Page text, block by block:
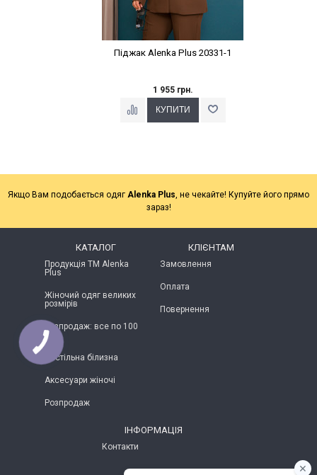
Піджак Alenka Plus 20331-1
1 955 грн.
Якщо Вам подобається одяг Alenka Plus , не чекайте! Купуйте його прямо
зараз!
КАТАЛОГ
Продукція ТМ Alenka
Plus
Жіночий одяг великих
розмірів
Розпродаж: все по 100
грн
Постільна білизна
Аксесуари жіночі
Розпродаж
КЛІЄНТАМ
Замовлення
Оплата
Повернення
ІНФОРМАЦІЯ
Контакти